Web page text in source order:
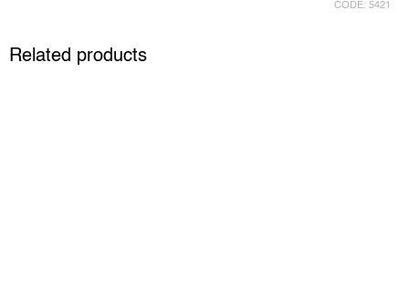
CODE: 5421
Related products